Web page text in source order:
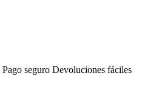
Pago seguro Devoluciones fáciles